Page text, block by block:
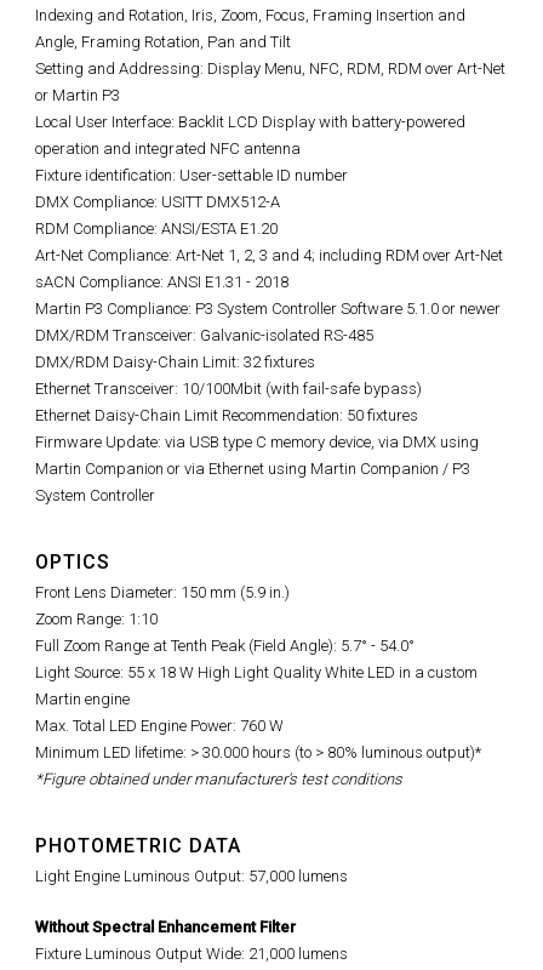
Indexing and Rotation, Iris, Zoom, Focus, Framing Insertion and
Angle, Framing Rotation, Pan and Tilt
Setting and Addressing: Display Menu, NFC, RDM, RDM over Art-Net
or Martin P3
Local User Interface: Backlit LCD Display with battery-powered
operation and integrated NFC antenna
Fixture identification: User-settable ID number
DMX Compliance: USITT DMX512-A
RDM Compliance: ANSI/ESTA E1.20
Art-Net Compliance: Art-Net 1, 2, 3 and 4; including RDM over Art-Net
sACN Compliance: ANSI E1.31 - 2018
Martin P3 Compliance: P3 System Controller Software 5.1.0 or newer
DMX/RDM Transceiver: Galvanic-isolated RS-485
DMX/RDM Daisy-Chain Limit: 32 fixtures
Ethernet Transceiver: 10/100Mbit (with fail-safe bypass)
Ethernet Daisy-Chain Limit Recommendation: 50 fixtures
Firmware Update: via USB type C memory device, via DMX using
Martin Companion or via Ethernet using Martin Companion / P3
System Controller
OPTICS
Front Lens Diameter: 150 mm (5.9 in.)
Zoom Range: 1:10
Full Zoom Range at Tenth Peak (Field Angle): 5.7° - 54.0°
Light Source: 55 x 18 W High Light Quality White LED in a custom
Martin engine
Max. Total LED Engine Power: 760 W
Minimum LED lifetime: > 30.000 hours (to > 80% luminous output)*
*Figure obtained under manufacturer's test conditions
PHOTOMETRIC DATA
Light Engine Luminous Output: 57,000 lumens
Without Spectral Enhancement Filter
Fixture Luminous Output Wide: 21,000 lumens